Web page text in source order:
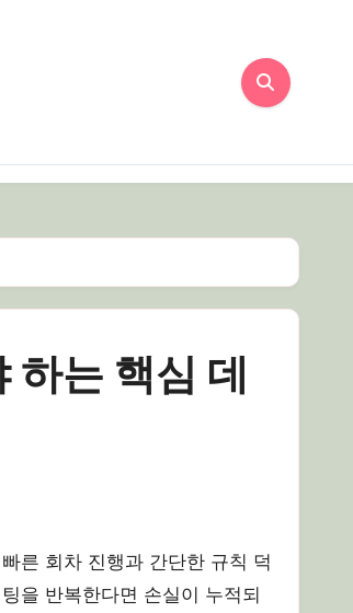
하는 핵심 데
을 반복한다면 손실이 누적되